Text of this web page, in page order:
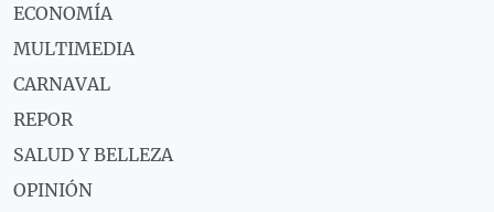
ECONOMÍA
MULTIMEDIA
CARNAVAL
REPOR
SALUD Y BELLEZA
OPINIÓN